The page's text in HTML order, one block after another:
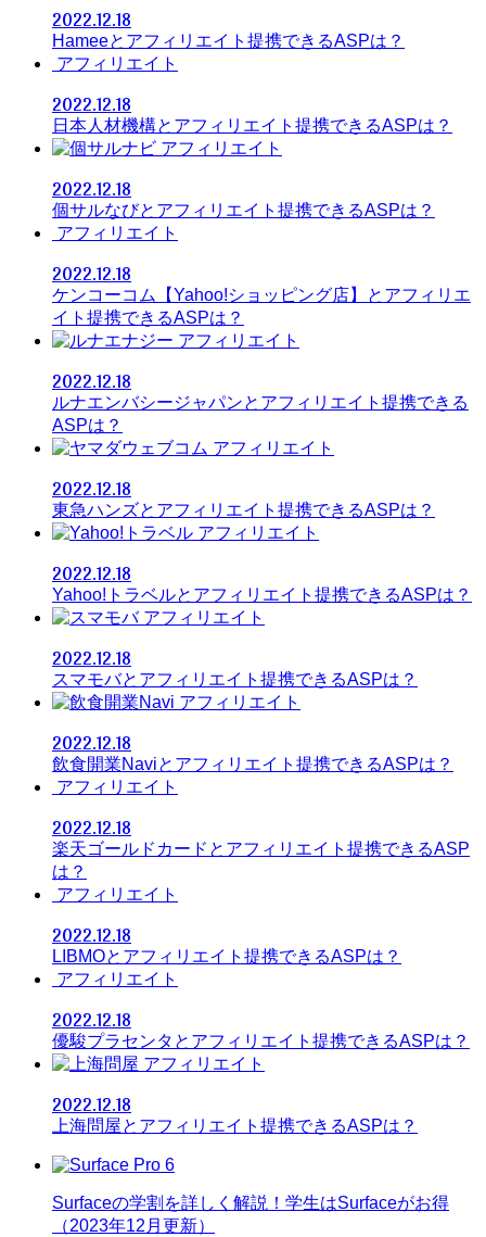
2022.12.18
Hameeとアフィリエイト提携できるASPは？
アフィリエイト
2022.12.18
日本人材機構とアフィリエイト提携できるASPは？
アフィリエイト
2022.12.18
個サルなびとアフィリエイト提携できるASPは？
アフィリエイト
2022.12.18
ケンコーコム【Yahoo!ショッピング店】とアフィリエ
イト提携できるASPは？
アフィリエイト
2022.12.18
ルナエンバシージャパンとアフィリエイト提携できる
ASPは？
アフィリエイト
2022.12.18
東急ハンズとアフィリエイト提携できるASPは？
アフィリエイト
2022.12.18
Yahoo!トラベルとアフィリエイト提携できるASPは？
アフィリエイト
2022.12.18
スマモバとアフィリエイト提携できるASPは？
アフィリエイト
2022.12.18
飲食開業Naviとアフィリエイト提携できるASPは？
アフィリエイト
2022.12.18
楽天ゴールドカードとアフィリエイト提携できるASP
は？
アフィリエイト
2022.12.18
LIBMOとアフィリエイト提携できるASPは？
アフィリエイト
2022.12.18
優駿プラセンタとアフィリエイト提携できるASPは？
アフィリエイト
2022.12.18
上海問屋とアフィリエイト提携できるASPは？
Surfaceの学割を詳しく解説！学生はSurfaceがお得
（2023年12月更新）